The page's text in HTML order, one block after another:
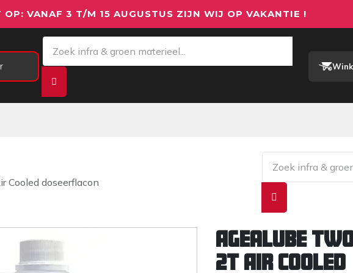
OP: VANAF 3 T/M 15 AUGUSTUS ZIJN WIJ OP VAKANTIE !
Cooled doseerflacon
Agealube
2T Air Cooled